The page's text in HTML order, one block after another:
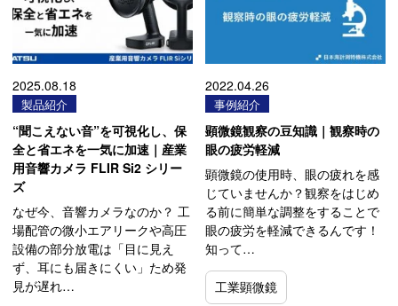
2025.08.18
製品紹介
“聞こえない音”を可視化し、保
全と省エネを一気に加速｜産業
用音響カメラ FLIR Si2 シリー
ズ
なぜ今、音響カメラなのか？ 工
場配管の微小エアリークや高圧
設備の部分放電は「目に見え
ず、耳にも届きにくい」ため発
見が遅れ…
2022.04.26
事例紹介
顕微鏡観察の豆知識｜観察時の
眼の疲労軽減
顕微鏡の使用時、眼の疲れを感
じていませんか？観察をはじめ
る前に簡単な調整をすることで
眼の疲労を軽減できるんです！
知って…
工業顕微鏡